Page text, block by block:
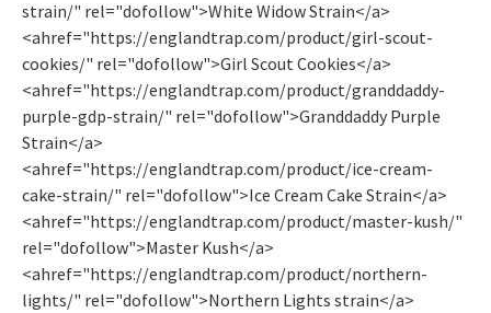
strain/" rel="dofollow">White Widow Strain</a>
<ahref="https://englandtrap.com/product/girl-scout-
cookies/" rel="dofollow">Girl Scout Cookies</a>
<ahref="https://englandtrap.com/product/granddaddy-
purple-gdp-strain/" rel="dofollow">Granddaddy Purple
Strain</a>
<ahref="https://englandtrap.com/product/ice-cream-
cake-strain/" rel="dofollow">Ice Cream Cake Strain</a>
<ahref="https://englandtrap.com/product/master-kush/"
rel="dofollow">Master Kush</a>
<ahref="https://englandtrap.com/product/northern-
lights/" rel="dofollow">Northern Lights strain</a>